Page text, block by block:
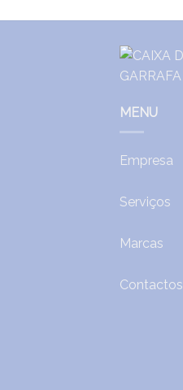
MENU
Empresa
Serviços
Marcas
Contactos